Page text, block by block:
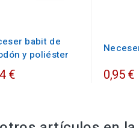
babit de
y poliéster
€ 0,95 €